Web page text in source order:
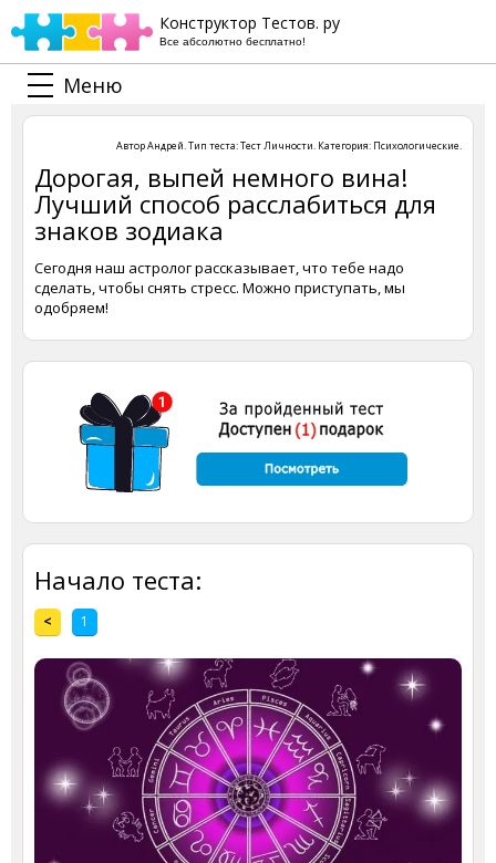
Конструктор Тестов. ру
Все абсолютно бесплатно!
Меню
АвторАндрей. Тип теста:Тест Личности. Категория: Психологические.
Дорогая, выпей немного вина!
Лучший способ расслабиться для
знаков зодиака
Сегодня наш астролог рассказывает, что тебе надо
сделать, чтобы снять стресс. Можно приступать, мы
одобряем!
Начало теста:
< 1